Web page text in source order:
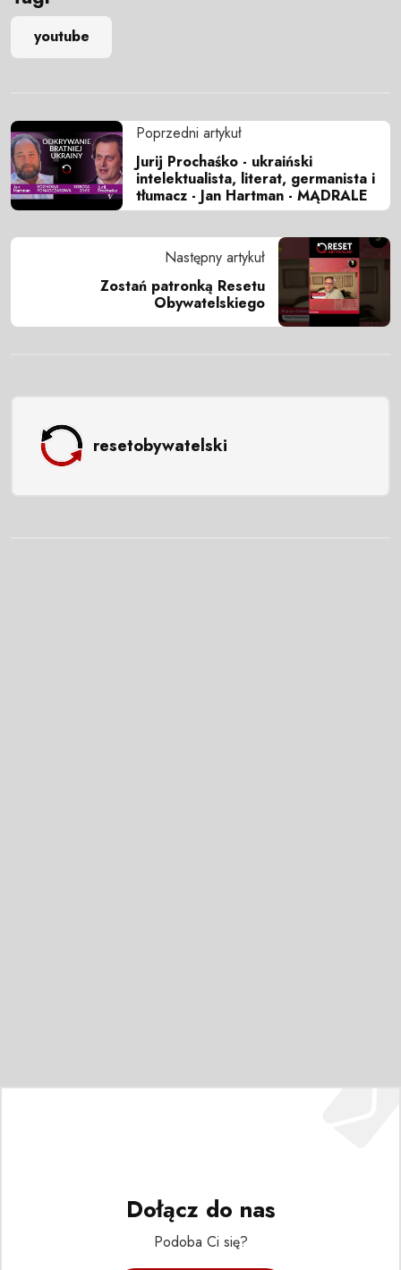
youtube
Poprzedni artykuł
Jurij Prochaśko - ukraiński
intelektualista, literat, germanista i
tłumacz - Jan Hartman - MĄDRALE
Następny artykuł
Zostań patronką Resetu
Obywatelskiego
resetobywatelski
Dołącz do nas
Podoba Ci się?